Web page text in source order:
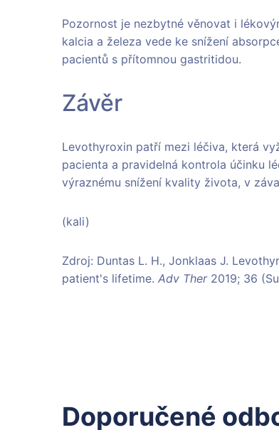
Pozornost je nezbytné věnovat i
kalcia a železa vede ke snížení
pacientů s přítomnou gastritidou.
Závěr
Levothyroxin patří mezi léčiva, která
pacienta a pravidelná kontrola účinku
výraznému snížení kvality života, v
(kali)
Zdroj: Duntas L. H., Jonklaas J.
patient's lifetime. Adv Ther2019; 36
Doporučené